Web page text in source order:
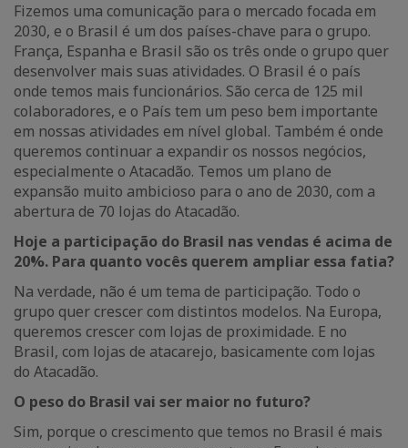
Fizemos uma comunicação para o mercado focada em
2030, e o Brasil é um dos países-chave para o grupo.
França, Espanha e Brasil são os três onde o grupo quer
desenvolver mais suas atividades. O Brasil é o país
onde temos mais funcionários. São cerca de 125 mil
colaboradores, e o País tem um peso bem importante
em nossas atividades em nível global. Também é onde
queremos continuar a expandir os nossos negócios,
especialmente o Atacadão. Temos um plano de
expansão muito ambicioso para o ano de 2030, com a
abertura de 70 lojas do Atacadão.
Hoje a participação do Brasil nas vendas é acima de
20%. Para quanto vocês querem ampliar essa fatia?
Na verdade, não é um tema de participação. Todo o
grupo quer crescer com distintos modelos. Na Europa,
queremos crescer com lojas de proximidade. E no
Brasil, com lojas de atacarejo, basicamente com lojas
do Atacadão.
O peso do Brasil vai ser maior no futuro?
Sim, porque o crescimento que temos no Brasil é mais